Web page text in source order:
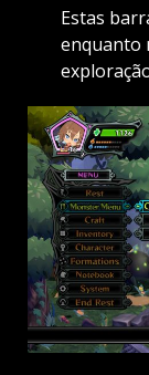
Estas
enquanto